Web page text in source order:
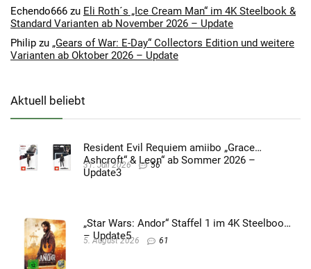
Echendo666 zu Eli Roth´s „Ice Cream Man“ im 4K Steelbook &
Standard Varianten ab November 2026 – Update
Philip zu „Gears of War: E-Day“ Collectors Edition und weitere
Varianten ab Oktober 2026 – Update
Aktuell beliebt
Resident Evil Requiem amiibo „Grace
Ashcroft“ & Leon“ ab Sommer 2026 –
Update3
31. Juli 2026 56
„Star Wars: Andor“ Staffel 1 im 4K Steelbook
– Update5
5. August 2026 61